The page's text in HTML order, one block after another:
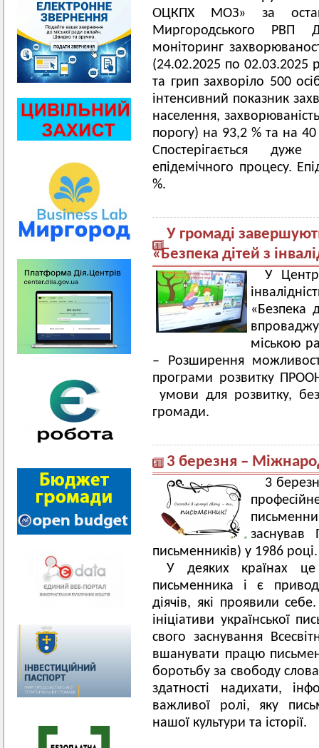
ОЦКПХ МОЗ» за
Миргородського
моніторинг
(24.02.2025 по 02.03.2025
та грип захворіло 500
інтенсивний показник
населення,
порогу) на 93,2 % та на
Спостерігається
епідемічного процесу.
%.
У громаді
«Безпека дітей з
У
«Безпека
міською
– Розширення
програми розвитку
умови для розвитку,
громади.
3 березня –
3
заснував
письменників) у 1986 році.
У деяких країнах це
письменника і є
діячів, які проявили
ініціативи української
свого заснування
вшанувати працю
боротьбу за свободу
здатності надихати,
важливої ролі, яку
нашої культури та історії.